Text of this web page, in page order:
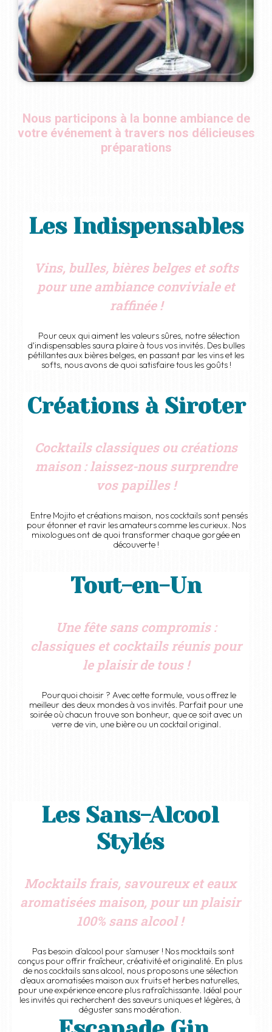
proposer des cocktails à la fois créatifs et
chaque événement soit un moment inoubliable,
empreint de découvertes gustatives.
Nous participons à la bonne ambiance de
votre événement à travers nos délicieuses
préparations
Les Indispensables
Vins, bulles, bières belges et softs
pour une ambiance conviviale et
raffinée !
Pour ceux qui aiment les valeurs sûres, notre sélection
d'indispensables saura plaire à tous vos invités. Des bulles
pétillantes aux bières belges, en passant par les vins et les
softs, nous avons de quoi satisfaire tous les goûts !
Créations à Siroter
Cocktails classiques ou créations
maison : laissez-nous surprendre
vos papilles !
Entre Mojito et créations maison, nos cocktails sont pensés
pour étonner et ravir les amateurs comme les curieux. Nos
mixologues ont de quoi transformer chaque gorgée en
découverte !
Tout-en-Un
Une fête sans compromis :
classiques et cocktails réunis pour
le plaisir de tous !
Pourquoi choisir ? Avec cette formule, vous offrez le
meilleur des deux mondes à vos invités. Parfait pour une
soirée où chacun trouve son bonheur, que ce soit avec un
verre de vin, une bière ou un cocktail original.
Les Sans-Alcool
Stylés
Mocktails frais, savoureux et eaux
aromatisées maison, pour un plaisir
100% sans alcool !
Pas besoin d’alcool pour s’amuser ! Nos mocktails sont
conçus pour offrir fraîcheur, créativité et originalité. En plus
de nos cocktails sans alcool, nous proposons une sélection
d’eaux aromatisées maison aux fruits et herbes naturelles,
pour une expérience encore plus rafraîchissante. Idéal pour
les invités qui recherchent des saveurs uniques et légères, à
déguster sans modération.